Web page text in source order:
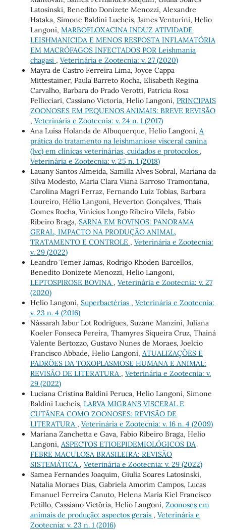
Latosinski, Benedito Donizete Menozzi, Alexandre
Hataka, Simone Baldini Lucheis, James Venturini, Helio
Langoni, MARBOFLOXACINA INDUZ ATIVIDADE
LEISHMANICIDA E MENOS RESPOSTA INFLAMATÓRIA
EM MACRÓFAGOS INFECTADOS POR Leishmania
chagasi , Veterinária e Zootecnia: v. 27 (2020)
Mayra de Castro Ferreira Lima, Joyce Cappa
Mittestainer, Paula Barreto Rocha, Elisabeth Regina
Carvalho, Barbara do Prado Verotti, Patricia Rosa
Pellicciari, Cassiano Victoria, Helio Langoni, PRINCIPAIS
ZOONOSES EM PEQUENOS ANIMAIS: BREVE REVISÃO
, Veterinária e Zootecnia: v. 24 n. 1 (2017)
Ana Luísa Holanda de Albuquerque, Helio Langoni, A
prática do tratamento na leishmaniose visceral canina
(lvc) em clínicas veterinárias, cuidados e protocolos ,
Veterinária e Zootecnia: v. 25 n. 1 (2018)
Lauany Santos Almeida, Samilla Alves Sobral, Mariana da
Silva Modesto, Maria Clara Viana Barroso Tramontana,
Carolina Magri Ferraz, Fernando Luiz Tobias, Barbara
Loureiro, Hélio Langoni, Heverton Gonçalves, Thais
Gomes Rocha, Vinícius Longo Ribeiro Vilela, Fabio
Ribeiro Braga, SARNA EM BOVINOS: PANORAMA
GERAL, IMPACTO NA PRODUÇÃO ANIMAL,
TRATAMENTO E CONTROLE , Veterinária e Zootecnia:
v. 29 (2022)
Leandro Temer Jamas, Rodrigo Rhoden Barcellos,
Benedito Donizete Menozzi, Helio Langoni,
LEPTOSPIROSE BOVINA , Veterinária e Zootecnia: v. 27
(2020)
Helio Langoni, Superbactérias , Veterinária e Zootecnia:
v. 23 n. 4 (2016)
Nássarah Jabur Lot Rodrigues, Suzane Manzini, Juliana
Koeler Fonseca Pereira, Thamyres Siqueira Cruz, Thainá
Valente Bertozzo, Gustavo Nunes de Moraes, Joelcio
Francisco Abbade, Helio Langoni, ATUALIZAÇÕES E
PADRÕES DA TOXOPLASMOSE HUMANA E ANIMAL:
REVISÃO DE LITERATURA , Veterinária e Zootecnia: v.
29 (2022)
Luciana Cristina Baldini Peruca, Helio Langoni, Simone
Baldini Lucheis, LARVA MIGRANS VISCERAL E
CUTÂNEA COMO ZOONOSES: REVISÃO DE
LITERATURA , Veterinária e Zootecnia: v. 16 n. 4 (2009)
Mariana Zanchetta e Gava, Fabio Ribeiro Braga, Helio
Langoni, ASPECTOS ETIOEPIDEMIOLÓGICOS DA
FEBRE MACULOSA BRASILEIRA: REVISÃO
SISTEMÁTICA , Veterinária e Zootecnia: v. 29 (2022)
Samea Fernandes Joaquim, Giulia Soares Latosinski,
Natalia Moraes Dias, Gabriela Amorim Campos, Lucas
Emanuel Ferreira Canuto, Helena Maria Kiel Francisco
Petillo, Cassiano Vict´ória, Helio Langoni, Zoonoses em
animais de produção: aspectos gerais , Veterinária e
Zootecnia: v. 23 n. 1 (2016)